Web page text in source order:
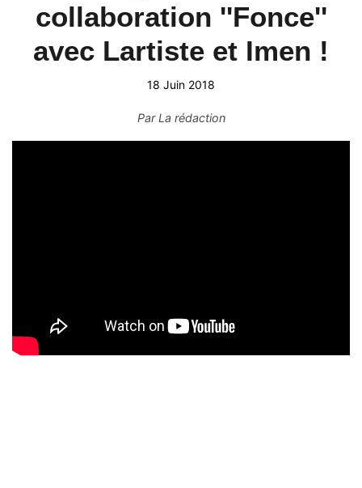
collaboration ''Fonce''
avec Lartiste et Imen !
18 Juin 2018
ParLa rédaction